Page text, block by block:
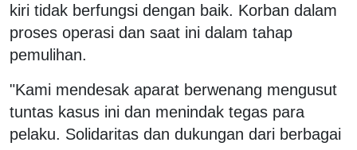
kiri tidak berfungsi dengan baik. Korban dalam
proses operasi dan saat ini dalam tahap
pemulihan.
"Kami mendesak aparat berwenang mengusut
tuntas kasus ini dan menindak tegas para
pelaku. Solidaritas dan dukungan dari berbagai